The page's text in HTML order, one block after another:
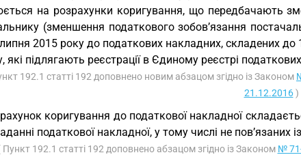
на розрахунки коригування, що передбачають
(зменшення податкового зобов’язання
липня 2015 року до податкових накладних, складених
які підлягають реєстрації в Єдиному реєстрі
192.1 статті 192 доповнено новим абзацом згідно із Законом
21.12.2016)
коригування до податкової накладної
податкової накладної, у тому числі не пов’язаних
Пункт 192.1 статті 192 доповнено абзацом згідно із Законом №